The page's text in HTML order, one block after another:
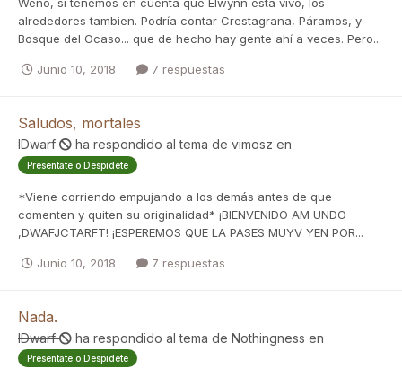
Weno, si tenemos en cuenta que Elwynn está vivo, los
alrededores tambien. Podría contar Crestagrana, Páramos, y
Bosque del Ocaso... que de hecho hay gente ahí a veces. Pero...
Junio 10, 2018 7 respuestas
Saludos, mortales
IDwarf ha respondido al tema de vimosz en
Preséntate o Despídete
*Viene corriendo empujando a los demás antes de que
comenten y quiten su originalidad* ¡BIENVENIDO AM UNDO
,DWAFJCTARFT! ¡ESPEREMOS QUE LA PASES MUYV YEN POR...
Junio 10, 2018 7 respuestas
Nada.
IDwarf ha respondido al tema de Nothingness en
Preséntate o Despídete